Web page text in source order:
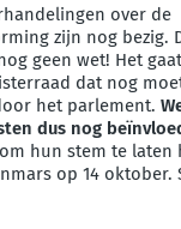
over de
zijn nog bezig.
geen wet! Het
dat nog
het parlement.
dus nog
hun stem te
op 14 oktober.